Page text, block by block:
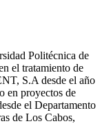
Politécnica de
el tratamiento de
S.A desde el año
en proyectos de
el Departamento
de Los Cabos,